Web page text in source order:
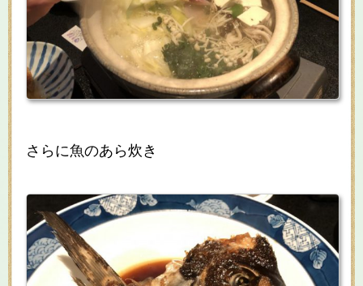
さらに魚のあら炊き